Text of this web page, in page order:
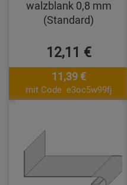
walzblank 0,8 mm
(Standard)
12,11 €
11,39 €
mit Code: e3oc5w99fj